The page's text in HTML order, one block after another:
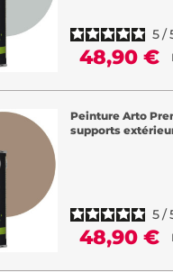
5/
48,90 €
Peinture Arto
supports
5/
48,90 €